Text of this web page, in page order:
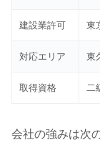
建設業許可 東
対応エリア 東
取得資格 二
会社の強みは次